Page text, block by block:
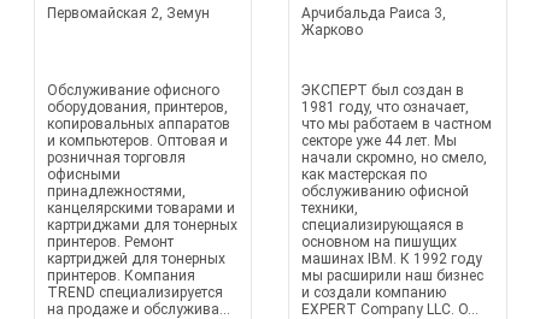
Первомайская 2, Земун
Обслуживание офисного
оборудования, принтеров,
копировальных аппаратов
и компьютеров. Оптовая и
розничная торговля
офисными
принадлежностями,
канцелярскими товарами и
картриджами для тонерных
принтеров. Ремонт
картриджей для тонерных
принтеров. Компания
TREND специализируется
на продаже и обслужива...
Арчибальда Раиса 3,
Жарково
ЭКСПЕРТ был создан в
1981 году, что означает,
что мы работаем в частном
секторе уже 44 лет. Мы
начали скромно, но смело,
как мастерская по
обслуживанию офисной
техники,
специализирующаяся в
основном на пишущих
машинах IBM. К 1992 году
мы расширили наш бизнес
и создали компанию
EXPERT Company LLC. О...